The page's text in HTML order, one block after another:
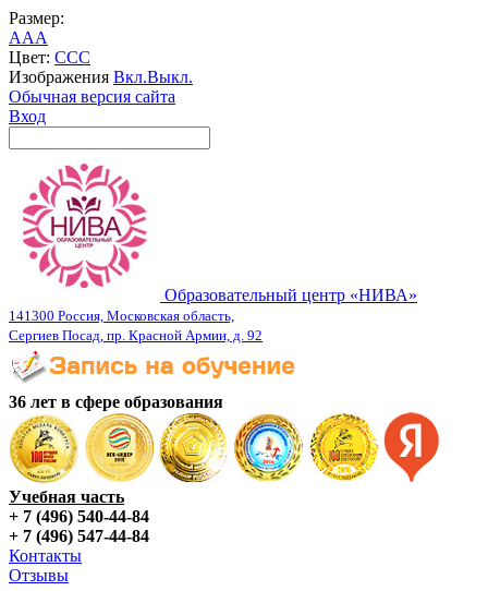
Размер:
AAA
Цвет: CCC
Изображения Вкл.Выкл.
Обычная версия сайта
Вход
Образовательный центр «НИВА»
141300 Россия, Московская область,
Сергиев Посад, пр. Красной Армии, д. 92
36 лет в сфере образования
Учебная часть
+ 7 (496) 540-44-84
+ 7 (496) 547-44-84
Контакты
Отзывы